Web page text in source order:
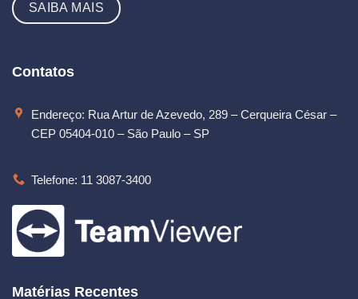
SAIBA MAIS
Contatos
Endereço: Rua Artur de Azevedo, 289 – Cerqueira César –
CEP 05404-010 – São Paulo – SP
Telefone: 11 3087-3400
Matérias Recentes